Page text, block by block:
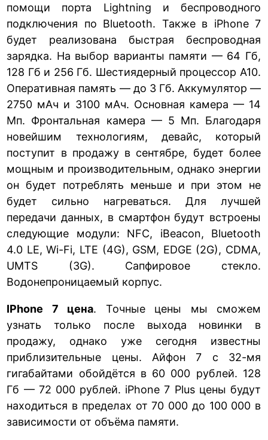
помощи порта Lightning и беспроводного
подключения по Bluetooth. Также в iPhone 7
будет реализована быстрая беспроводная
зарядка. На выбор варианты памяти — 64 Гб,
128 Гб и 256 Гб. Шестиядерный процессор А10.
Оперативная память — до 3 Гб. Аккумулятор —
2750 мАч и 3100 мАч. Основная камера — 14
Мп. Фронтальная камера — 5 Мп. Благодаря
новейшим технологиям, девайс, который
поступит в продажу в сентябре, будет более
мощным и производительным, однако энергии
он будет потреблять меньше и при этом не
будет сильно нагреваться. Для лучшей
передачи данных, в смартфон будут встроены
следующие модули: NFC, iBeacon, Bluetooth
4.0 LE, Wi-Fi, LTE (4G), GSM, EDGE (2G), CDMA,
UMTS (3G). Сапфировое стекло.
Водонепроницаемый корпус.
IPhone 7 цена. Точные цены мы сможем
узнать только после выхода новинки в
продажу, однако уже сегодня известны
приблизительные цены. Айфон 7 с 32-мя
гигабайтами обойдётся в 60 000 рублей. 128
Гб — 72 000 рублей. iPhone 7 Plus цены будут
находиться в пределах от 70 000 до 100 000 в
зависимости от объёма памяти.